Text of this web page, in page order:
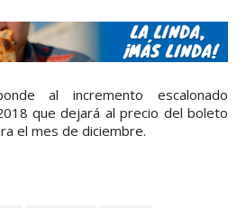
al incremento escalonado
que dejará al precio del boleto
el mes de diciembre.